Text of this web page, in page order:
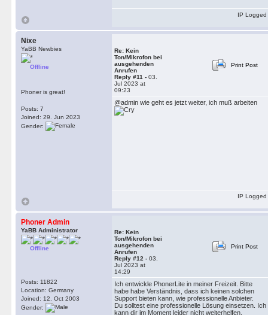
IP Logged
Nixe
YaBB Newbies
Offline
Phoner is great!
Posts: 7
Joined: 29. Jun 2023
Gender:
Re: Kein
Ton/Mikrofon bei
ausgehenden
Anrufen
Reply #11 - 03.
Jul 2023 at
09:23
Print Post
@admin wie geht es jetzt weiter, ich muß arbeiten
IP Logged
Phoner Admin
YaBB Administrator
Offline
Posts: 11822
Location: Germany
Joined: 12. Oct 2003
Gender:
Re: Kein
Ton/Mikrofon bei
ausgehenden
Anrufen
Reply #12 - 03.
Jul 2023 at
14:29
Print Post
Ich entwickle PhonerLite in meiner Freizeit. Bitte
habe habe Verständnis, dass ich keinen solchen
Support bieten kann, wie professionelle Anbieter.
Du solltest eine professionelle Lösung einsetzen. Ich
kann dir im Moment leider nicht weiterhelfen.